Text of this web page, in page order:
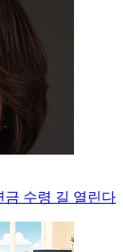
금 수령 길 열린다